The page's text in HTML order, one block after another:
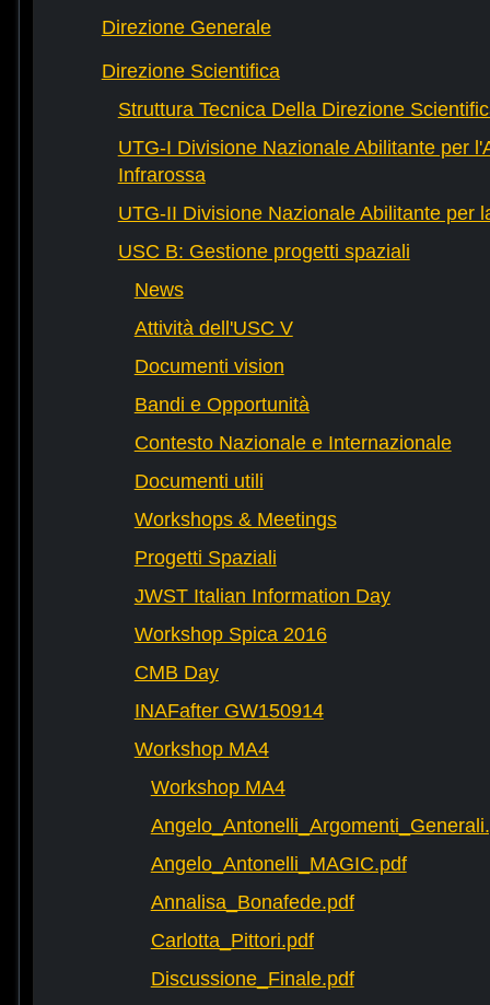
Direzione Generale
Direzione Scientifica
Struttura Tecnica Della Direzione
UTG-I Divisione Nazionale Abilitante per
Infrarossa
UTG-II Divisione Nazionale Abilitante per
USC B: Gestione progetti spaziali
News
Attività dell'USC V
Documenti vision
Bandi e Opportunità
Contesto Nazionale e Internazionale
Documenti utili
Workshops & Meetings
Progetti Spaziali
JWST Italian Information Day
Workshop Spica 2016
CMB Day
INAFafter GW150914
Workshop MA4
Workshop MA4
Angelo_Antonelli_MAGIC.pdf
Annalisa_Bonafede.pdf
Carlotta_Pittori.pdf
Discussione_Finale.pdf